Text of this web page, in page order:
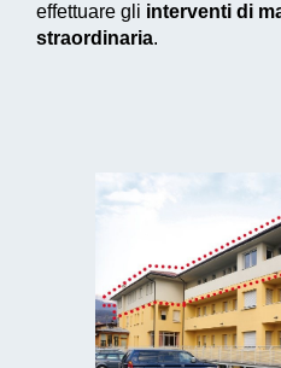
effettuare gli interventi di
straordinaria.